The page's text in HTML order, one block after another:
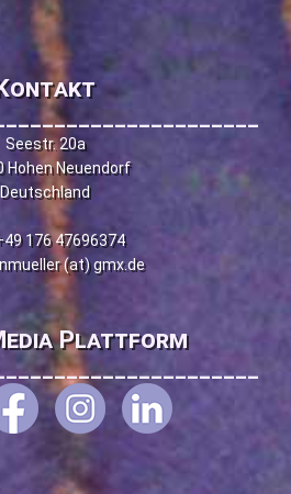
Seestr. 20a
Hohen Neuendorf
Deutschland
176 47696374
(at) gmx.de
Plattform